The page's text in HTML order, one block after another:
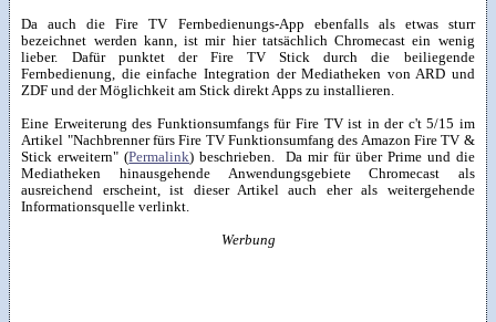
Da auch die Fire TV Fernbedienungs-App ebenfalls als etwas sturr
bezeichnet werden kann, ist mir hier tatsächlich Chromecast ein wenig
lieber. Dafür punktet der Fire TV Stick durch die beiliegende
Fernbedienung, die einfache Integration der Mediatheken von ARD und
ZDF und der Möglichkeit am Stick direkt Apps zu installieren.
Eine Erweiterung des Funktionsumfangs für Fire TV ist in der c't 5/15 im
Artikel "Nachbrenner fürs Fire TV Funktionsumfang des Amazon Fire TV &
Stick erweitern" (Permalink) beschrieben. Da mir für über Prime und die
Mediatheken hinausgehende Anwendungsgebiete Chromecast als
ausreichend erscheint, ist dieser Artikel auch eher als weitergehende
Informationsquelle verlinkt.
Werbung